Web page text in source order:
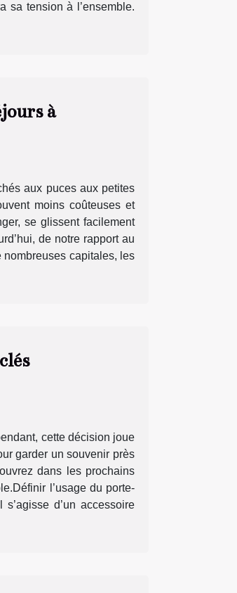
sa tension à l’ensemble.
à
aux puces aux petites
moins coûteuses et
se glissent facilement
de notre rapport au
nombreuses capitales, les
cette décision joue
garder un souvenir près
dans les prochains
l’usage du porte-
d’un accessoire